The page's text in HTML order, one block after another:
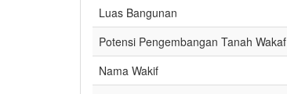
Luas Bangunan
Potensi Pengembangan Tanah Wakaf
Nama Wakif